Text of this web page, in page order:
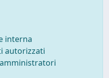
interna
autorizzati